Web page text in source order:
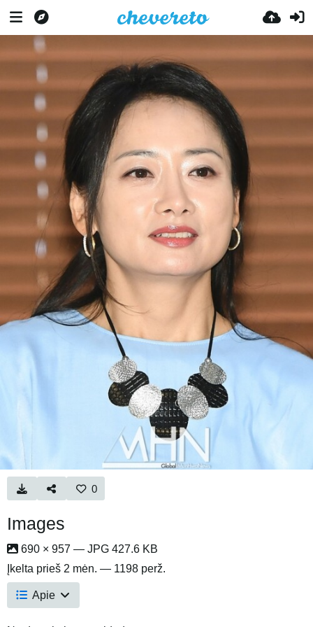
0
Images
690 × 957 — JPG 427.6 KB
Įkelta prieš 2 mėn. — 1198 perž.
Apie